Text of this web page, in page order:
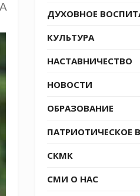
A
ДУХОВНОЕ
КУЛЬТУРА
НАСТАВНИЧЕСТВО
НОВОСТИ
ОБРАЗОВАНИЕ
ПАТРИОТИЧЕСКОЕ
СКМК
СМИ О НАС